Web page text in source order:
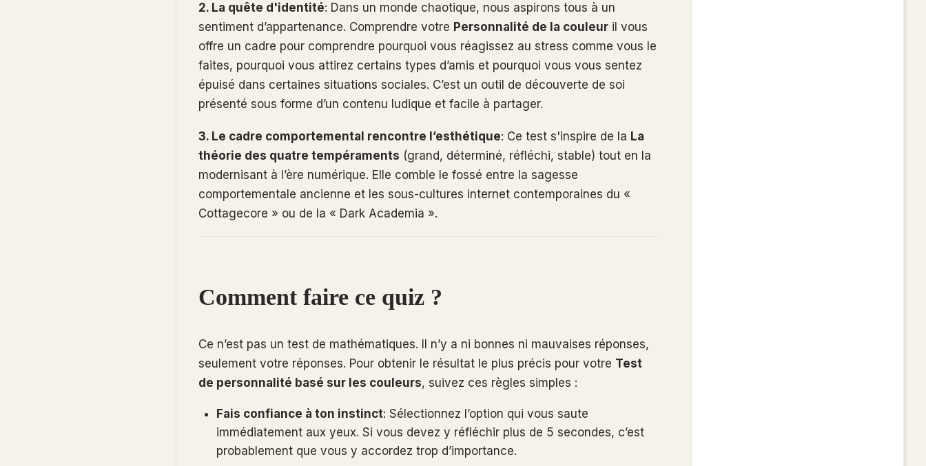
2. La quête d'identité: Dans un monde chaotique, nous aspirons tous à un
sentiment d’appartenance. Comprendre votre Personnalité de la couleur il vous
offre un cadre pour comprendre pourquoi vous réagissez au stress comme vous le
faites, pourquoi vous attirez certains types d’amis et pourquoi vous vous sentez
épuisé dans certaines situations sociales. C’est un outil de découverte de soi
présenté sous forme d’un contenu ludique et facile à partager.
3. Le cadre comportemental rencontre l’esthétique: Ce test s'inspire de la La
théorie des quatre tempéraments (grand, déterminé, réfléchi, stable) tout en la
modernisant à l’ère numérique. Elle comble le fossé entre la sagesse
comportementale ancienne et les sous-cultures internet contemporaines du «
Cottagecore » ou de la « Dark Academia ».
Comment faire ce quiz ?
Ce n’est pas un test de mathématiques. Il n’y a ni bonnes ni mauvaises réponses,
seulement votre réponses. Pour obtenir le résultat le plus précis pour votre Test
de personnalité basé sur les couleurs, suivez ces règles simples :
Fais confiance à ton instinct: Sélectionnez l’option qui vous saute
immédiatement aux yeux. Si vous devez y réfléchir plus de 5 secondes, c’est
probablement que vous y accordez trop d’importance.